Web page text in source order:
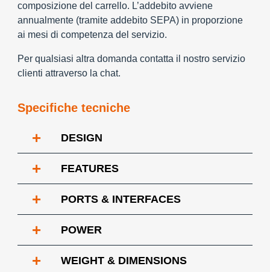
composizione del carrello. L’addebito avviene
annualmente (tramite addebito SEPA) in proporzione
ai mesi di competenza del servizio.
Per qualsiasi altra domanda contatta il nostro servizio
clienti attraverso la chat.
Specifiche tecniche
+ DESIGN
+ FEATURES
+ PORTS & INTERFACES
+ POWER
+ WEIGHT & DIMENSIONS